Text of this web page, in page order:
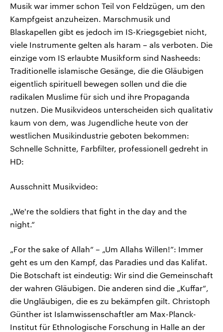
Musik war immer schon Teil von Feldzügen, um den
Kampfgeist anzuheizen. Marschmusik und
Blaskapellen gibt es jedoch im IS-Kriegsgebiet nicht,
viele Instrumente gelten als haram – als verboten. Die
einzige vom IS erlaubte Musikform sind Nasheeds:
Traditionelle islamische Gesänge, die die Gläubigen
eigentlich spirituell bewegen sollen und die die
radikalen Muslime für sich und ihre Propaganda
nutzen. Die Musikvideos unterscheiden sich qualitativ
kaum von dem, was Jugendliche heute von der
westlichen Musikindustrie geboten bekommen:
Schnelle Schnitte, Farbfilter, professionell gedreht in
HD:
Ausschnitt Musikvideo:
„We're the soldiers that fight in the day and the
night.“
„For the sake of Allah“ – „Um Allahs Willen!”: Immer
geht es um den Kampf, das Paradies und das Kalifat.
Die Botschaft ist eindeutig: Wir sind die Gemeinschaft
der wahren Gläubigen. Die anderen sind die „Kuffar“,
die Ungläubigen, die es zu bekämpfen gilt. Christoph
Günther ist Islamwissenschaftler am Max-Planck-
Institut für Ethnologische Forschung in Halle an der